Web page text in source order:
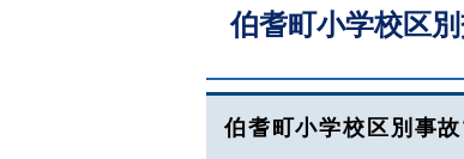
伯耆町小学校区
伯耆町小学校区別事